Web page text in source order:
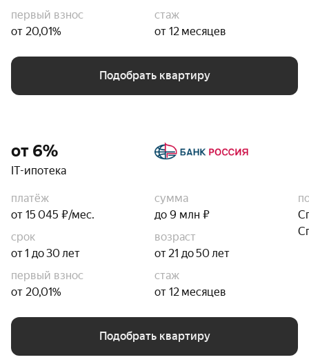
первый взнос
от 20,01%
стаж
от 12 месяцев
Подобрать квартиру
от 6%
IT-ипотека
платёж
от 15 045 ₽/мес.
сумма
до 9 млн ₽
срок
от 1 до 30 лет
возраст
от 21 до 50 лет
первый взнос
от 20,01%
стаж
от 12 месяцев
Подобрать квартиру